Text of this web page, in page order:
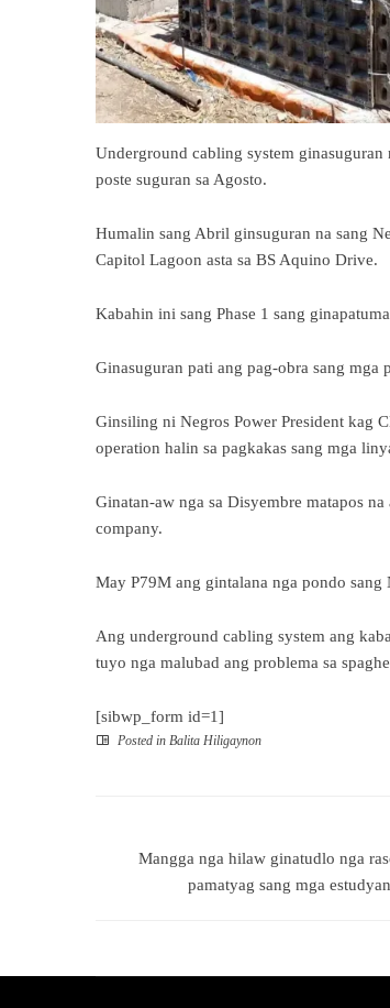
Underground cabling system ginasuguran
poste suguran sa Agosto.
Humalin sang Abril ginsuguran na sang
Capitol Lagoon asta sa BS Aquino Drive.
Kabahin ini sang Phase 1 sang
Ginasuguran pati ang pag-obra sang
Ginsiling ni Negros Power President kag
operation halin sa pagkakas sang mga
Ginatan-aw nga sa Disyembre matapos
company.
May P79M ang gintalana nga pondo sang
Ang underground cabling system ang
tuyo nga malubad ang problema sa
[sibwp_form id=1]
Posted in Balita Hiligaynon
Mangga nga hilaw ginatudlo nga
pamatyag sang mga